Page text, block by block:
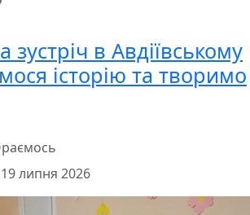
зустріч в Авдіївському
історію та творимо
липня 2026